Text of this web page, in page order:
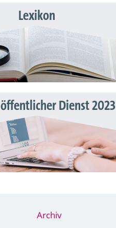
Lexikon
Dienst 2023
Archiv